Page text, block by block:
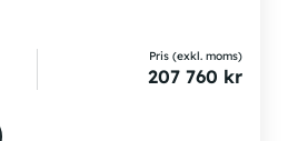
Pris (exkl. moms)
207 760 kr